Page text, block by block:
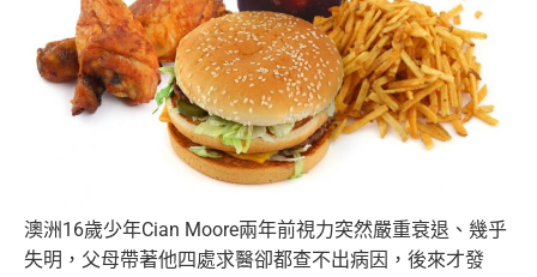
澳洲16歲少年Cian Moore兩年前視力突然嚴重衰退、幾乎
失明，父母帶著他四處求醫卻都查不出病因，後來才發